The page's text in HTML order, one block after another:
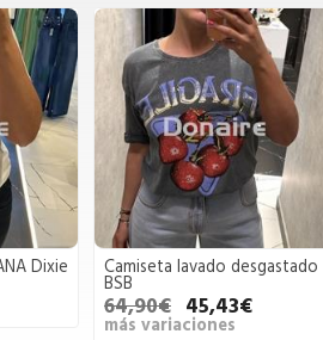
Dixie Camiseta lavado desgastado
BSB
64,90€ 45,43€
más variaciones